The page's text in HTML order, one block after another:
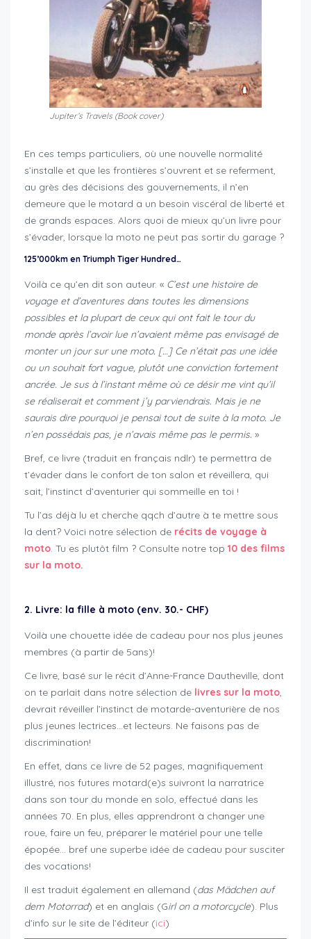
Jupiter’s Travels (Book cover)
En ces temps particuliers, où une nouvelle normalité
s’installe et que les frontières s’ouvrent et se referment,
au grès des décisions des gouvernements, il n’en
demeure que le motard a un besoin viscéral de liberté et
de grands espaces. Alors quoi de mieux qu’un livre pour
s’évader, lorsque la moto ne peut pas sortir du garage ?
125’000km en Triumph Tiger Hundred…
Voilà ce qu’en dit son auteur. « C’est une histoire de
voyage et d’aventures dans toutes les dimensions
possibles et la plupart de ceux qui ont fait le tour du
monde après l’avoir lue n’avaient même pas envisagé de
monter un jour sur une moto. […] Ce n’était pas une idée
ou un souhait fort vague, plutôt une conviction fortement
ancrée. Je sus à l’instant même où ce désir me vint qu’il
se réaliserait et comment j’y parviendrais. Mais je ne
saurais dire pourquoi je pensai tout de suite à la moto. Je
n’en possédais pas, je n’avais même pas le permis. »
Bref, ce livre (traduit en français ndlr) te permettra de
t’évader dans le confort de ton salon et réveillera, qui
sait, l’instinct d’aventurier qui sommeille en toi !
Tu l’as déjà lu et cherche qqch d’autre à te mettre sous
la dent? Voici notre sélection de récits de voyage à
moto. Tu es plutôt film ? Consulte notre top 10 des films
sur la moto.
2. Livre: la fille à moto (env. 30.- CHF)
Voilà une chouette idée de cadeau pour nos plus jeunes
membres (à partir de 5ans)!
Ce livre, basé sur le récit d’Anne-France Dautheville, dont
on te parlait dans notre sélection de livres sur la moto,
devrait réveiller l’instinct de motarde-aventurière de nos
plus jeunes lectrices…et lecteurs. Ne faisons pas de
discrimination!
En effet, dans ce livre de 52 pages, magnifiquement
illustré, nos futures motard(e)s suivront la narratrice
dans son tour du monde en solo, effectué dans les
années 70. En plus, elles apprendront à changer une
roue, faire un feu, préparer le matériel pour une telle
épopée… bref une superbe idée de cadeau pour susciter
des vocations!
Il est traduit également en allemand (das Mädchen auf
dem Motorrad) et en anglais (Girl on a motorcycle). Plus
d’info sur le site de l’éditeur (ici)